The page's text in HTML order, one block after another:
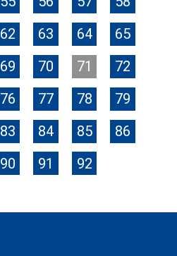
62 63 64
65
69 70 71
72
76 77 78
79
83 84 85
86
90 91 92